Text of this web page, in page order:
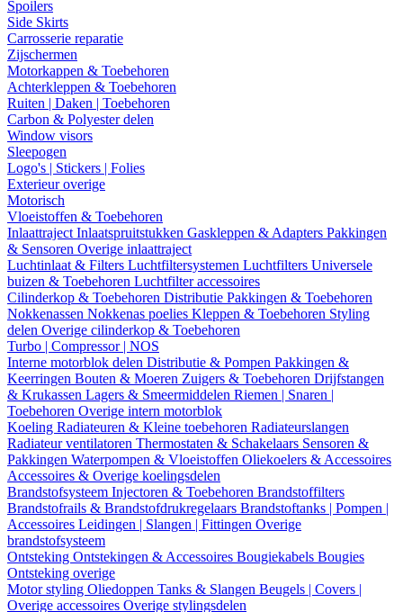
Spoilers
Side Skirts
Carrosserie reparatie
Zijschermen
Motorkappen & Toebehoren
Achterkleppen & Toebehoren
Ruiten | Daken | Toebehoren
Carbon & Polyester delen
Window visors
Sleepogen
Logo's | Stickers | Folies
Exterieur overige
Motorisch
Vloeistoffen & Toebehoren
Inlaattraject Inlaatspruitstukken Gaskleppen & Adapters Pakkingen
& Sensoren Overige inlaattraject
Luchtinlaat & Filters Luchtfiltersystemen Luchtfilters Universele
buizen & Toebehoren Luchtfilter accessoires
Cilinderkop & Toebehoren Distributie Pakkingen & Toebehoren
Nokkenassen Nokkenas poelies Kleppen & Toebehoren Styling
delen Overige cilinderkop & Toebehoren
Turbo | Compressor | NOS
Interne motorblok delen Distributie & Pompen Pakkingen &
Keerringen Bouten & Moeren Zuigers & Toebehoren Drijfstangen
& Krukassen Lagers & Smeermiddelen Riemen | Snaren |
Toebehoren Overige intern motorblok
Koeling Radiateuren & Kleine toebehoren Radiateurslangen
Radiateur ventilatoren Thermostaten & Schakelaars Sensoren &
Pakkingen Waterpompen & Vloeistoffen Oliekoelers & Accessoires
Accessoires & Overige koelingsdelen
Brandstofsysteem Injectoren & Toebehoren Brandstoffilters
Brandstofrails & Brandstofdrukregelaars Brandstoftanks | Pompen |
Accessoires Leidingen | Slangen | Fittingen Overige
brandstofsysteem
Ontsteking Ontstekingen & Accessoires Bougiekabels Bougies
Ontsteking overige
Motor styling Oliedoppen Tanks & Slangen Beugels | Covers |
Overige accessoires Overige stylingsdelen